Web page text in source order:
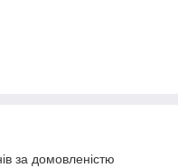
за домовленістю